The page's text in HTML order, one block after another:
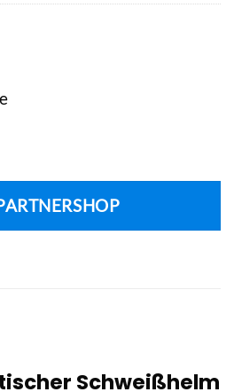
Schweißhelm